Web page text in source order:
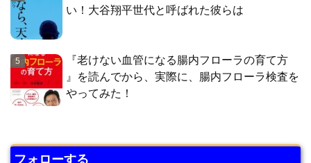
い！大谷翔平世代と呼ばれた彼らは
『老けない血管になる腸内フローラの育て方
』を読んでから、実際に、腸内フローラ検査を
やってみた！
フォローする